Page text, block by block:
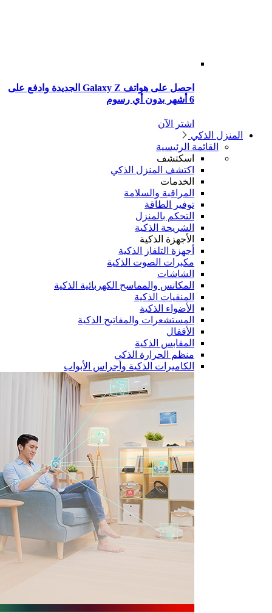
احصل على هواتف Galaxy Z الجديدة وادفع على
الذكي
القائمة الرئيسية
اسكتشف
اكتشف المنزل الذكي
الخدمات
المراقبة والسلامة
توفير الطاقة
التحكم بالمنزل
الشريحة الذكية
الأجهزة الذكية
أجهزة التلفاز الذكية
مكبرات الصوت الذكية
الشاشات
المكانس والمماسح الكهربائية الذكية
المنقيات الذكية
الأضواء الذكية
المستشعرات والمفاتيح الذكية
الأقفال
المقابس الذكية
منظم الحرارة الذكي
الكاميرات الذكية وأجراس الأبواب